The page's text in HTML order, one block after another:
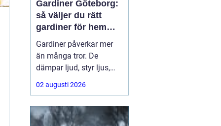
Gardiner Göteborg:
så väljer du rätt
gardiner för hem
och offentlig miljö
Gardiner påverkar mer
än många tror. De
dämpar ljud, styr ljus,
ramar in utsikten och
sätter ton för hela
söker
02 augusti 2026